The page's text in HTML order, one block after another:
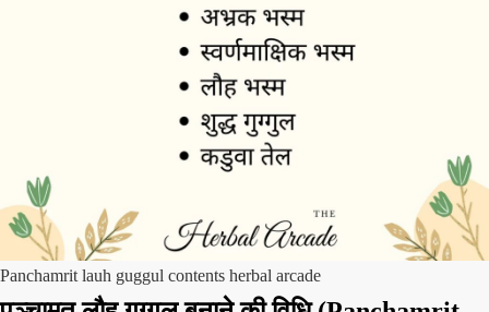
Panchamrit lauh guggul contents herbal arcade